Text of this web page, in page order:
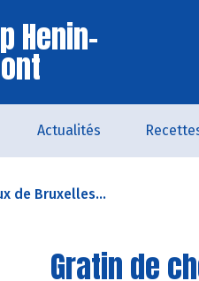
Henin-
Actualités
de Bruxelles...
Gratin de